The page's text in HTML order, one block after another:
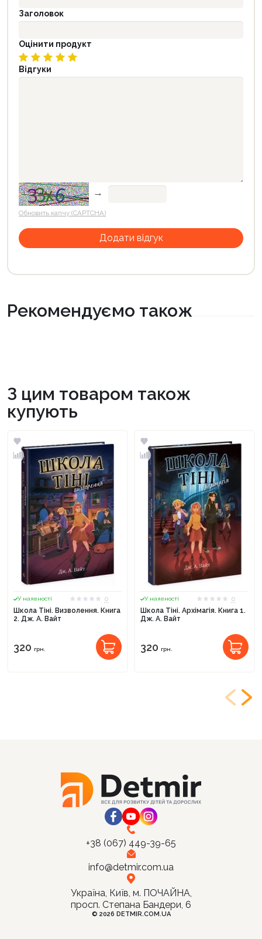
Заголовок
Оцінити продукт
Відгуки
→
Обновить капчу (CAPTCHA)
Рекомендуємо також
З цим товаром також
купують
У наявності
0
Школа Тіні. Визволення. Книга
2. Дж. А. Вайт
320 грн.
У наявності
0
Школа Тіні. Архімагія. Книга 1.
Дж. А. Вайт
320 грн.
+38 (067) 449-39-65
info@detmir.com.ua
Україна, Київ, м. ПОЧАЙНА,
просп. Степана Бандери, 6
© 2026 DETMIR.COM.UA